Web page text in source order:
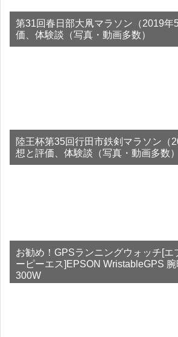
第31回春日部大凧マラソン（2019年
価、体験談（写真・動画多数）
陸王杯第35回行田市鉄剣マラソン（
想と評価、体験談（写真・動画多数）
お勧め！GPSランニングウォッチ[エ
ーピーエス]EPSON WristableGPS
300W